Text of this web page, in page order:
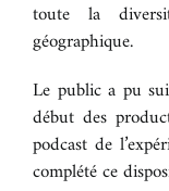
ICONOGRAPHIE
RECHERCHE D’IMAGES
BOUTIQUE
toute la
géographique.
Le public a pu
début des
podcast de
complété ce